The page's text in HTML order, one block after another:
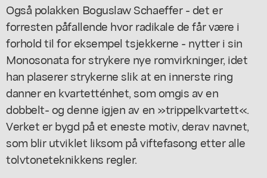
Også polakken Boguslaw Schaeffer - det er
forresten påfallende hvor radikale de får være i
forhold til for eksempel tsjekkerne - nytter i sin
Monosonata for strykere nye romvirkninger, idet
han plaserer strykerne slik at en innerste ring
danner en kvartetténhet, som omgis av en
dobbelt- og denne igjen av en »trippelkvartett«.
Verket er bygd på et eneste motiv, derav navnet,
som blir utviklet liksom på viftefasong etter alle
tolvtoneteknikkens regler.